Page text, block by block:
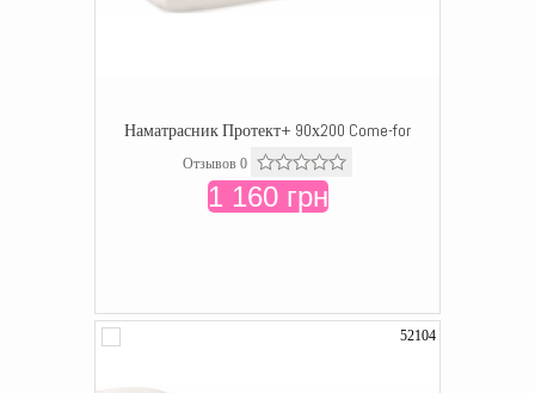
Наматрасник Протект+ 90х200 Come-for
Отзывов 0
1 160 грн
52104